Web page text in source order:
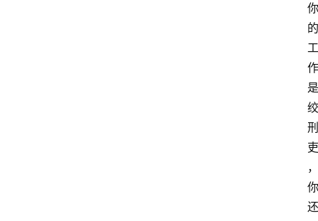
你
的
工
作
是
绞
刑
吏
，
你
还